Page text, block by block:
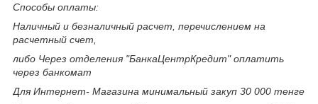
Способы оплаты:
Наличный и безналичный расчет, перечислением на
расчетный счет,
либо Через отделения "БанкаЦентрКредит" оплатить
через банкомат
Для Интернет- Магазина минимальный закуп 30 000 тенге